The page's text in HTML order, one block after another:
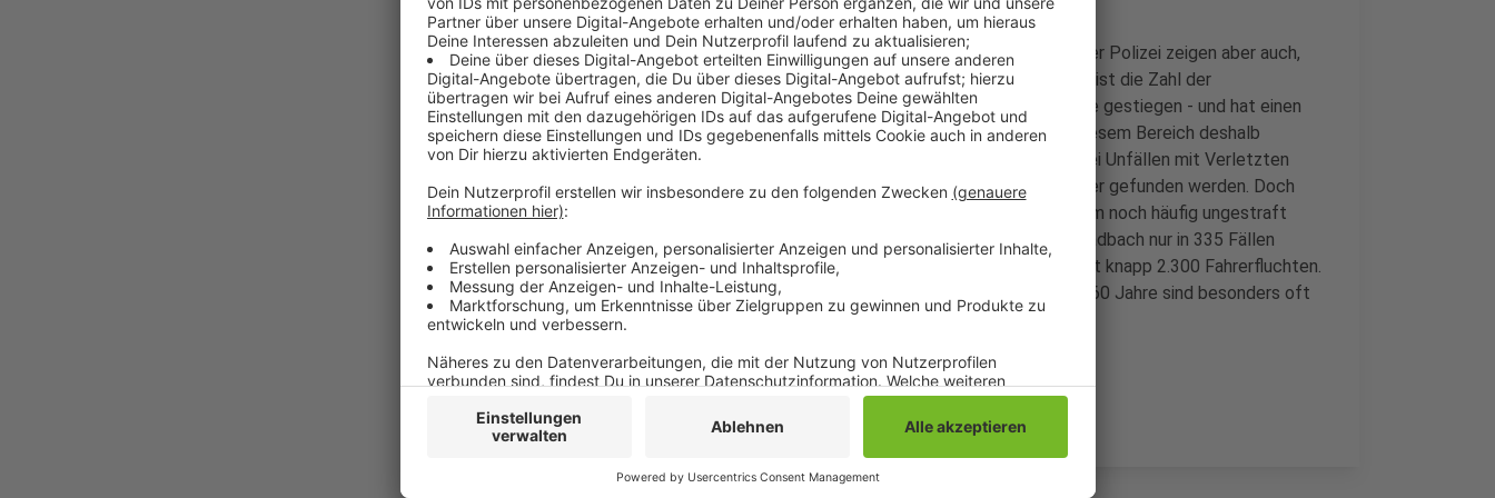
Dabei lies er seinen schwer verletzten Beifahrer zurück. Zahlen der Polizei zeigen aber auch,
dass immer mehr Fahrerfluchten aufgeklärt werden können. 2023 ist die Zahl der
Fahrerfluchten in Mönchengladbach schon das dritte Jahr in Folge gestiegen - und hat einen
neuen Höchstwert erreicht. Die Polizei hat ihre Bemühungen in diesem Bereich deshalb
verstärkt - und die Aufklärungsquote auch deutlich gesteigert. Bei Unfällen mit Verletzten
konnten so in fast zwei Drittel (62,2 Prozent) der flüchtigen Fahrer gefunden werden. Doch
Zahlen der Staatsanwaltschaft zeigen, dass Unfallflucht trotzdem noch häufig ungestraft
bleibt. Im Jahr 2022 konnte laut Staatsanwaltschaft Mönchengladbach nur in 335 Fällen
Anklage (oder Strafbefehlsantrag) erhoben werden, bei insgesamt knapp 2.300 Fahrerfluchten.
Laut statistischem Landesamt begehen Menschen, die mehr als 60 Jahre sind besonders oft
Fahrerflucht.
Anzeige